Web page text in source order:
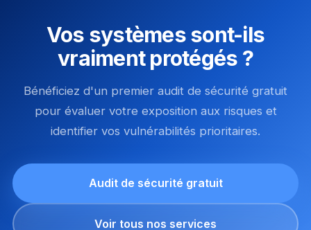
Vos systèmes sont-ils
vraiment protégés ?
Bénéficiez d'un premier audit de sécurité gratuit
pour évaluer votre exposition aux risques et
identifier vos vulnérabilités prioritaires.
Audit de sécurité gratuit
Voir tous nos services